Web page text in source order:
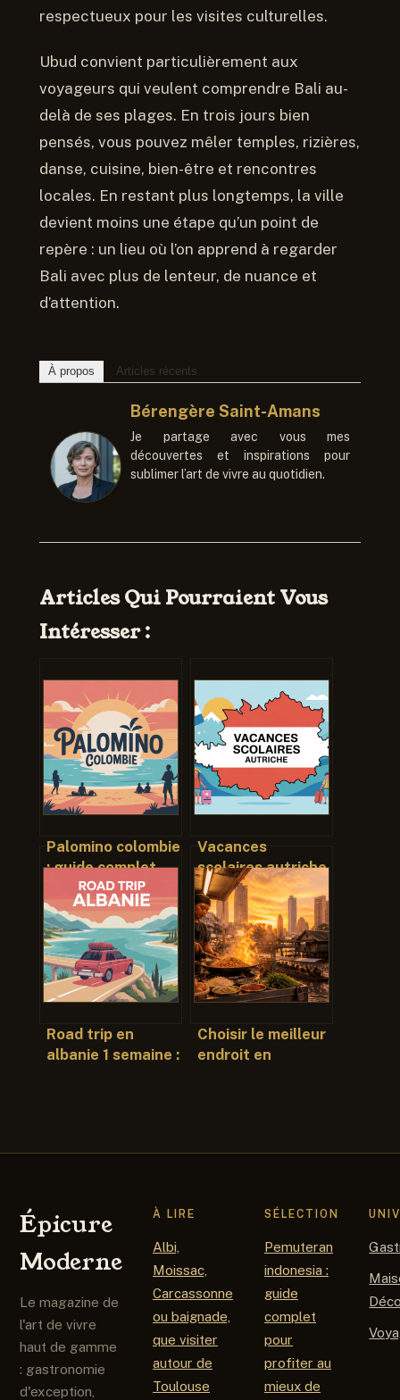
respectueux pour les visites culturelles.
Ubud convient particulièrement aux
voyageurs qui veulent comprendre Bali au-
delà de ses plages. En trois jours bien
pensés, vous pouvez mêler temples, rizières,
danse, cuisine, bien-être et rencontres
locales. En restant plus longtemps, la ville
devient moins une étape qu’un point de
repère : un lieu où l’on apprend à regarder
Bali avec plus de lenteur, de nuance et
d’attention.
À propos Articles récents
Bérengère Saint-Amans
Je partage avec vous mes
découvertes et inspirations pour
sublimer l’art de vivre au quotidien.
Articles Qui Pourraient Vous
Intéresser :
Palomino colombie
: guide complet
pour organiser
votre voyage sur
la côte caraïbe
Vacances
scolaires autriche
: le guide complet
pour bien planifier
votre séjour
Road trip en
albanie 1 semaine :
Choisir le meilleur
endroit en
plages de rêve
Épicure
Moderne
Le magazine de
l'art de vivre
haut de gamme
: gastronomie
d'exception,
À LIRE
Albi,
Moissac,
Carcassonne
ou baignade,
que visiter
autour de
Toulouse
SÉLECTION
Pemuteran
indonesia :
guide
complet
pour
profiter au
mieux de